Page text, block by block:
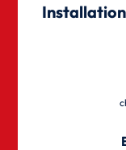
Installation